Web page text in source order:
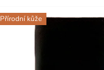
Přírodní kůže